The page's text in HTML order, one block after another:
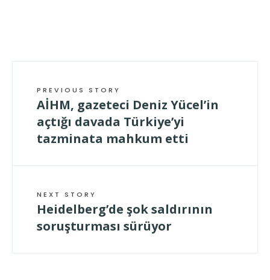
PREVIOUS STORY
AİHM, gazeteci Deniz Yücel’in
açtığı davada Türkiye’yi
tazminata mahkum etti
NEXT STORY
Heidelberg’de şok saldırının
soruşturması sürüyor